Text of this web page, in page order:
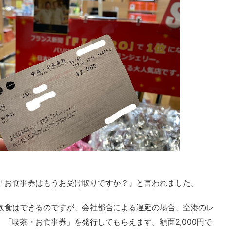
食事券はもうお受け取りですか？』と言われました。
食はできるのですが、会社都合による遅延の場合、空港のレ
「喫茶・お食事券」を発行してもらえます。額面2,000円で